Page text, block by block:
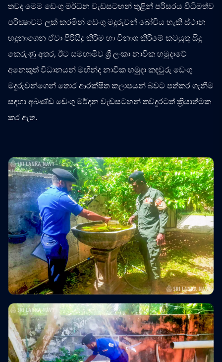
තවද මෙම ඩෙංගු මර්ධන වැඩසටහන් තුළින් පරිසරය විධිමත්ව
පරීක්‍ෂාවට ලක් කරමින් ඩෙංගු මදුරුවන් බෝවිය හැකි ස්ථාන
හඳුනාගෙන ඒවා පිරිසිදු කිරීම හා විනාශ කිරීමේ කටයුතු සිදු
කෙරුණු අතර, ඊට සමඟාමීව ශ්‍රී ලංකා නාවික හමුදාවේ
අනෙකුත් විධානයන් මඟින්ද නාවික හමුදා කඳවුරු ඩෙංගු
මදුරුවන්ගෙන් තොර ආරක්ෂිත කලාපයන් බවට පත්කර ගැනීම
සඳහා අඛණ්ඩ ඩෙංගු මර්දන වැඩසටහන් තවදුරටත් ක්‍රියාත්මක
කර ඇත.